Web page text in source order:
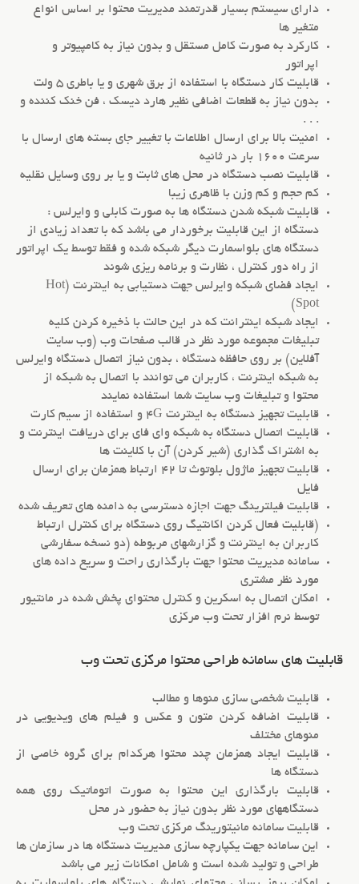
دارای سیستم بسیار قدرتمند مدیریت محتوا بر اساس انواع
متغیر ها
کارکرد به صورت کامل مستقل و بدون نیاز به کامپیوتر و
اپراتور
قابلیت کار دستگاه با استفاده از برق شهری و یا باطری 5 ولت
بدون نیاز به قطعات اضافی نظیر هارد دیسک ، فن خنک کننده و
. . .
امنیت بالا برای ارسال اطلاعات با تغییر جای بسته های ارسال با
سرعت 1600 بار در ثانیه
قابلیت نصب دستگاه در محل های ثابت و یا بر روی وسایل نقلیه
کم حجم و کم وزن با ظاهری زیبا
قابلیت شبکه شدن دستگاه ها به صورت کابلی و وایرلس :
دستگاه از این قابلیت برخوردار می باشد که با تعداد زیادی از
دستگاه های بلواسمارت دیگر شبکه شده و فقط توسط یک اپراتور
از راه دور کنترل ، نظارت و برنامه ریزی شوند
ایجاد فضای شبکه وایرلس جهت دستیابی به اینترنت (Hot
Spot)
ایجاد شبکه اینترانت که در این حالت با ذخیره کردن کلیه
تبلیغات مجموعه مورد نظر در قالب صفحات وب (وب سایت
آفلاین) بر روی حافظه دستگاه ، بدون نیاز اتصال دستگاه وایرلس
به شبکه اینترنت ، کاربران می توانند با اتصال به شبکه از
محتوا و تبلیغات وب سایت شما استفاده نمایند
قابلیت تجهیز دستگاه به اینترنت 4G و استفاده از سیم کارت
قابلیت اتصال دستگاه به شبکه وای فای برای دریافت اینترنت و
به اشتراک گذاری (شیر کردن) آن با کلاینت ها
قابلیت تجهیز ماژول بلوتوث تا 42 ارتباط همزمان برای ارسال
فایل
قابلیت فیلترینگ جهت اجازه دسترسی به دامنه های تعریف شده
(قابلیت فعال کردن اکانتیگ روی دستگاه برای کنترل ارتباط
کاربران به اینترنت و گزارشهای مربوطه (دو نسخه سفارشی
سامانه مدیریت محتوا جهت بارگذاری راحت و سریع داده های
مورد نظر مشتری
امکان اتصال به اسکرین و کنترل محتوای پخش شده در مانتیور
توسط نرم افزار تحت وب مرکزی
قابلیت های سامانه طراحی محتوا مرکزی تحت وب
قابلیت شخصی سازی منوها و مطالب
قابلیت اضافه کردن متون و عکس و فیلم های ویدیویی در
منوهای مختلف
قابلیت ایجاد همزمان چند محتوا هرکدام برای گروه خاصی از
دستگاه ها
قابلیت بارگذاری این محتوا به صورت اتوماتیک روی همه
دستگاههای مورد نظر بدون نیاز به حضور در محل
قابلیت سامانه مانیتورینگ مرکزی تحت وب
این سامانه جهت یکپارچه سازی مدیریت دستگاه ها در سازمان ها
طراحی و تولید شده است و شامل امکانات زیر می باشد